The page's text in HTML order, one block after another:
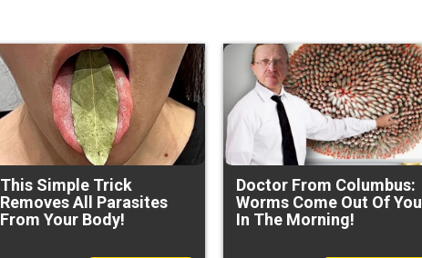
This Simple Trick
Removes All Parasites
From Your Body!
Doctor From Columbus:
Worms Come Out Of You
In The Morning!